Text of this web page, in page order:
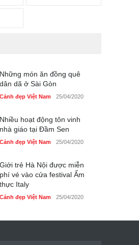
Những món ăn đồng quê
dân dã ở Sài Gòn
Cảnh đẹp Việt Nam 25/04/2020
Nhiều hoạt động tôn vinh
nhà giáo tại Đầm Sen
Cảnh đẹp Việt Nam 25/04/2020
Giới trẻ Hà Nội được miễn
phí vé vào cửa festival Ẩm
thực Italy
Cảnh đẹp Việt Nam 25/04/2020
Tam giác mạch khoe sắc